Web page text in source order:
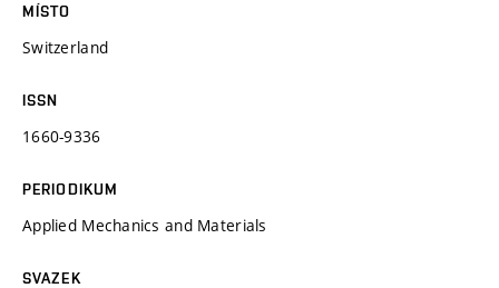
MÍSTO
Switzerland
ISSN
1660-9336
PERIODIKUM
Applied Mechanics and Materials
SVAZEK